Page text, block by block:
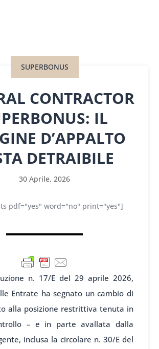
SUPERBONUS
CONTRACTOR
IL
D’APPALTO
DETRAIBILE
30 Aprile, 2026
pdf="yes" word="no" print="yes"]
n. 17/E del 29 aprile 2026,
Entrate ha segnato un cambio di
alla posizione restrittiva tenuta in
– e in parte avallata dalla
inclusa la circolare n. 30/E del